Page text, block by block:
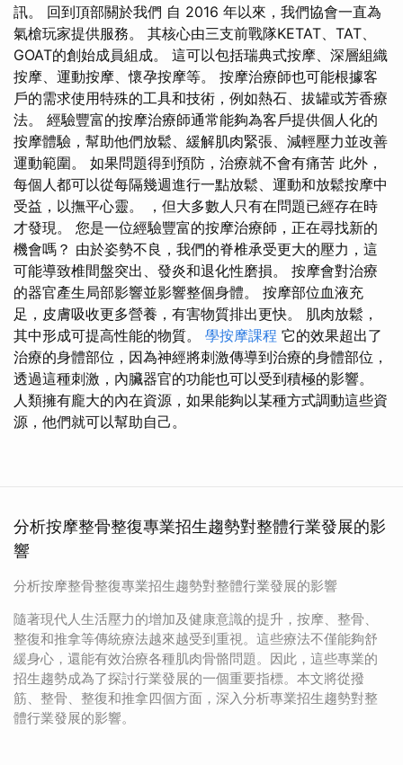
訊。 回到頂部關於我們 自 2016 年以來，我們協會一直為
氣槍玩家提供服務。 其核心由三支前戰隊KETAT、TAT、
GOAT的創始成員組成。 這可以包括瑞典式按摩、深層組織
按摩、運動按摩、懷孕按摩等。 按摩治療師也可能根據客
戶的需求使用特殊的工具和技術，例如熱石、拔罐或芳香療
法。 經驗豐富的按摩治療師通常能夠為客戶提供個人化的
按摩體驗，幫助他們放鬆、緩解肌肉緊張、減輕壓力並改善
運動範圍。 如果問題得到預防，治療就不會有痛苦 此外，
每個人都可以從每隔幾週進行一點放鬆、運動和放鬆按摩中
受益，以撫平心靈。 ，但大多數人只有在問題已經存在時
才發現。 您是一位經驗豐富的按摩治療師，正在尋找新的
機會嗎？ 由於姿勢不良，我們的脊椎承受更大的壓力，這
可能導致椎間盤突出、發炎和退化性磨損。 按摩會對治療
的器官產生局部影響並影響整個身體。 按摩部位血液充
足，皮膚吸收更多營養，有害物質排出更快。 肌肉放鬆，
其中形成可提高性能的物質。 學按摩課程 它的效果超出了
治療的身體部位，因為神經將刺激傳導到治療的身體部位，
透過這種刺激，內臟器官的功能也可以受到積極的影響。
人類擁有龐大的內在資源，如果能夠以某種方式調動這些資
源，他們就可以幫助自己。
分析按摩整骨整復專業招生趨勢對整體行業發展的影
響
分析按摩整骨整復專業招生趨勢對整體行業發展的影響
隨著現代人生活壓力的增加及健康意識的提升，按摩、整骨、
整復和推拿等傳統療法越來越受到重視。這些療法不僅能夠舒
緩身心，還能有效治療各種肌肉骨骼問題。因此，這些專業的
招生趨勢成為了探討行業發展的一個重要指標。本文將從撥
筋、整骨、整復和推拿四個方面，深入分析專業招生趨勢對整
體行業發展的影響。